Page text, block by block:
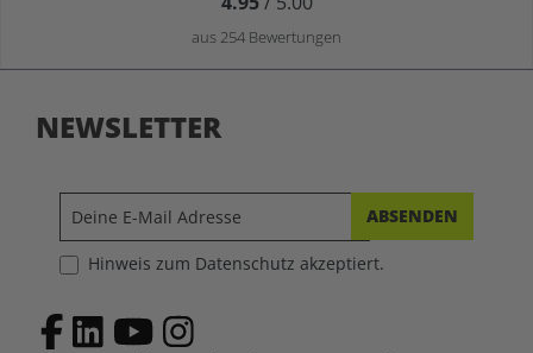
aus 254 Bewertungen
NEWSLETTER
ABSENDEN
Hinweis zum Datenschutz akzeptiert.